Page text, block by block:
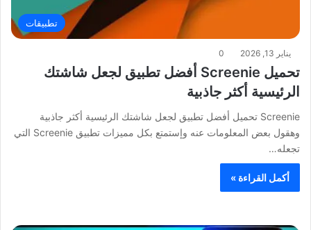
تطبيقات
يناير 13, 2026 0
تحميل Screenie أفضل تطبيق لجعل شاشتك
الرئيسية أكثر جاذبية
Screenie تحميل أفضل تطبيق لجعل شاشتك الرئيسية أكثر جاذبية
وهقول بعض المعلومات عنه وإستمتع بكل مميزات تطبيق Screenie التي
تجعله…
أكمل القراءة »